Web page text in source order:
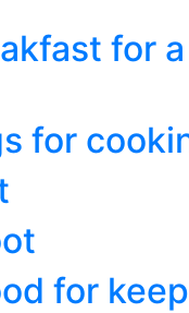
for
for
for